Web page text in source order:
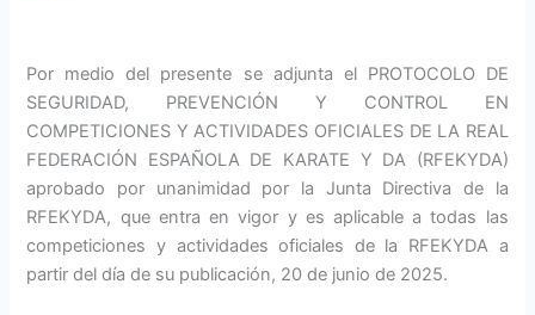
Por medio del presente se adjunta el PROTOCOLO DE
SEGURIDAD, PREVENCIÓN Y CONTROL EN
COMPETICIONES Y ACTIVIDADES OFICIALES DE LA REAL
FEDERACIÓN ESPAÑOLA DE KARATE Y DA (RFEKYDA)
aprobado por unanimidad por la Junta Directiva de la
RFEKYDA, que entra en vigor y es aplicable a todas las
competiciones y actividades oficiales de la RFEKYDA a
partir del día de su publicación, 20 de junio de 2025.